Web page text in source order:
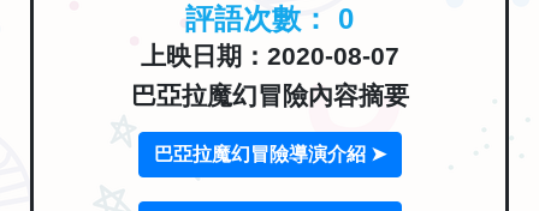
評語次數： 0
上映日期：2020-08-07
巴亞拉魔幻冒險內容摘要
巴亞拉魔幻冒險導演介紹 ➤